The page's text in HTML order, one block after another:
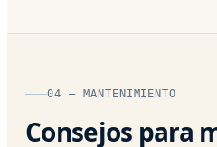
04 — MANTENIMIENTO
Consejos para